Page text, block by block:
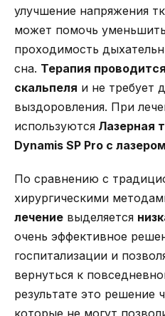
улучшение напряжения
может помочь
проходимость
сна. Терапия
скальпеля и не требует
выздоровления. При
используются Лазерная
Dynamis SP Pro с
По сравнению с
хирургическими
лечение выделяется
очень эффективное
госпитализации и
вернуться к
результате это